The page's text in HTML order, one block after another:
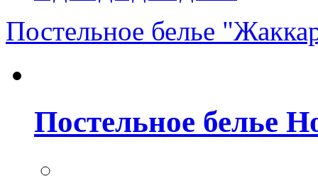
Постельное белье
Постельное белье